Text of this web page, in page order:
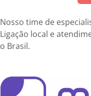
Nosso time de
Ligação local e
o Brasil.